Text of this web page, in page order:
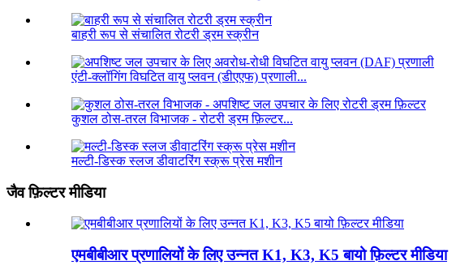
बाहरी रूप से संचालित रोटरी ड्रम स्क्रीन
एंटी-क्लॉगिंग विघटित वायु प्लवन (डीएएफ) प्रणाली...
कुशल ठोस-तरल विभाजक - रोटरी ड्रम फ़िल्टर...
मल्टी-डिस्क स्लज डीवाटरिंग स्क्रू प्रेस मशीन
जैव फ़िल्टर मीडिया
एमबीबीआर प्रणालियों के लिए उन्नत K1, K3, K5 बायो फ़िल्टर मीडिया